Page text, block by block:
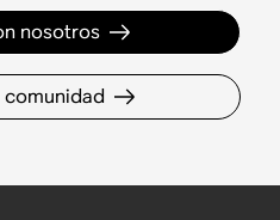
nosotros
comunidad